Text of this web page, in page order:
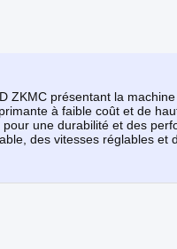
ZKMC présentant la
à faible coût et de
une durabilité et des
des vitesses réglables